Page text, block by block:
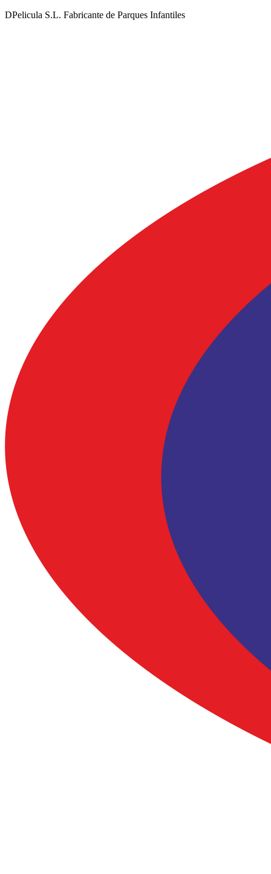
DPelicula S.L. Fabricante de Parques Infantiles